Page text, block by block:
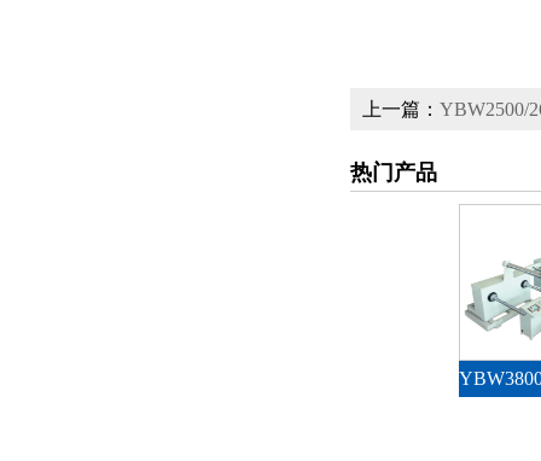
上一篇： YBW2500/
热门产品